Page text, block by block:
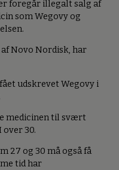
foregår illegalt salg af
som Wegovy og
Novo Nordisk, har
udskrevet Wegovy i
medicinen til svært
30.
27 og 30 må også få
tid har